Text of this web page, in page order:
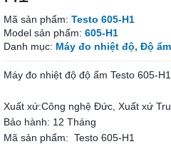
Mã sản phẩm: Testo 605-H1
Model sản phẩm: 605-H1
Danh mục: Máy đo nhiệt độ, Độ
Máy đo nhiệt độ độ ẩm Testo 605-H1
Xuất xứ:Công nghệ Đức, Xuất xứ
Bảo hành: 12 Tháng
Mã sản phẩm: Testo 605-H1